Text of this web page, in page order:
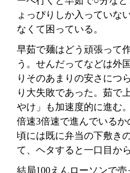
ょっぴりしか入っていな
なくて困っている。
早茹で麺はどう頑張って
う。せんだってなどは外
りそのあまりの安さにつ
り大失敗であった。茹で
やけ」も加速度的に進む
倍速3倍速で進んでいる
頃には既に弁当の下敷き
て、ヘタすると一口目か
結局100えんローソンで